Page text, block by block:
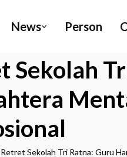
News Person
Sekolah
Sekolah Tri Ratna: Guru